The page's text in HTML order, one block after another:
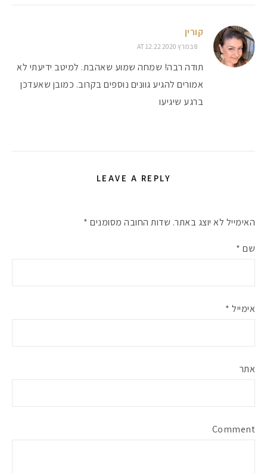
קורין
8 במרץ 2020 AT 12:22
תודה רבה! שמחה שמוע שאהבת. למיטב ידיעתי לא
אמורים להגיע גוונים נוספים בקרוב. כמובן שאעדכן
ברגע שיגיעו
LEAVE A REPLY
האימייל לא יוצג באתר. שדות החובה מסומנים *
שם *
אימייל *
אתר
Comment